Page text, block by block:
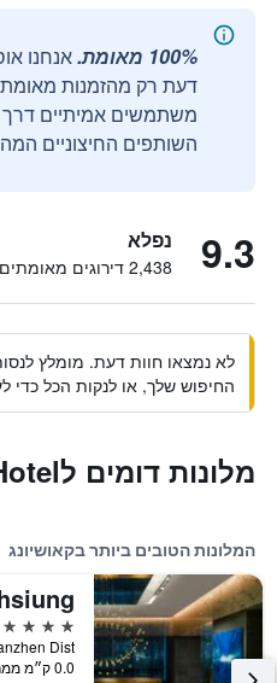
100% מאומת.
אנחנו
דעת רק מהזמנות
השותפים החיצוניים
9.3 נפלא
2,438 דירוגים מאומתים
לא נמצאו חוות דעת. מומלץ
החיפוש שלך, או לנקות הכל כדי
מלונות דומים לBrio Hotel
המלונות הטובים ביותר בקאושיונג
5 כוכבים
0.0 ק״מ ממרכז העיר